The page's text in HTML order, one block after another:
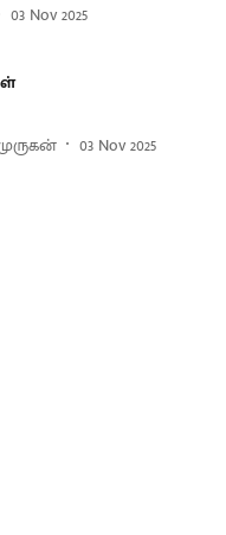
03 Nov 2025
03 Nov 2025